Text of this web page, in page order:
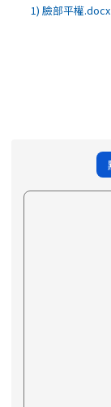
1) 臉部平權.docx